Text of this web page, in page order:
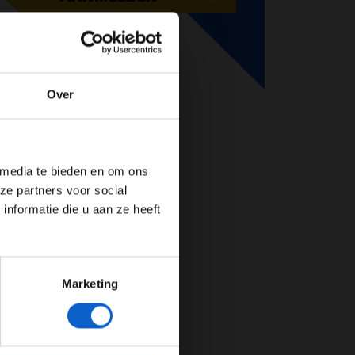
Over
te bieden en om ons
partners voor social
die u aan ze heeft
Marketing